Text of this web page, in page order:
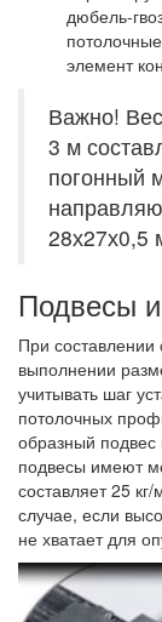
дюбель-
элемент
Важно!
3 м
погонный
28х27х0,5
Подвесы
При составлении
выполнении
учитывать шаг
потолочных
образный подвес
подвесы имеют
составляет 25
случае, если
не хватает для